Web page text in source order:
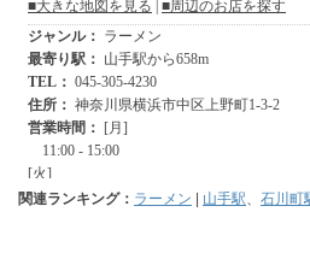
関連ランキング： ラーメン | 山手駅 石川町